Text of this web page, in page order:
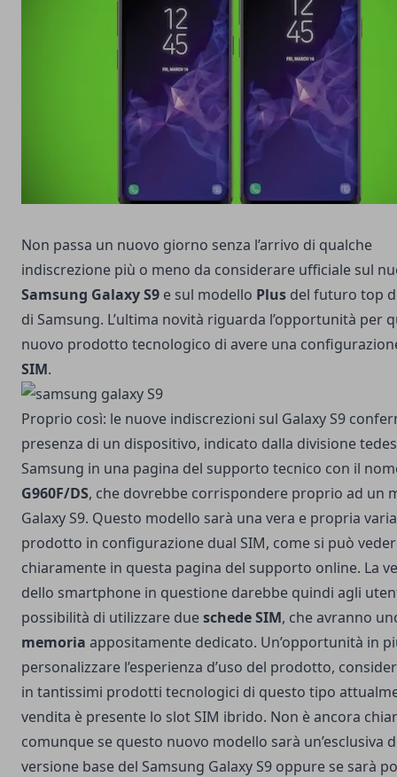
Non passa un nuovo giorno senza l’arrivo di qualche
indiscrezione più o meno da considerare ufficiale sul
Samsung Galaxy S9 e sul modello Plus del futuro top
di Samsung. L’ultima novità riguarda l’opportunità per
nuovo prodotto tecnologico di avere una
SIM.
Proprio così: le nuove indiscrezioni sul Galaxy S9
presenza di un dispositivo, indicato dalla divisione
Samsung in una pagina del supporto tecnico con il
G960F/DS, che dovrebbe corrispondere proprio ad un
Galaxy S9. Questo modello sarà una vera e propria
prodotto in configurazione dual SIM, come si può
chiaramente in questa pagina del supporto online. La
dello smartphone in questione darebbe quindi agli
possibilità di utilizzare dueschede SIM, che avranno
memoria appositamente dedicato. Un’opportunità in
personalizzare l’esperienza d’uso del prodotto,
in tantissimi prodotti tecnologici di questo tipo
vendita è presente lo slot SIM ibrido. Non è ancora
comunque se questo nuovo modello sarà un’esclusiva
versione base del Samsung Galaxy S9 oppure se sarà